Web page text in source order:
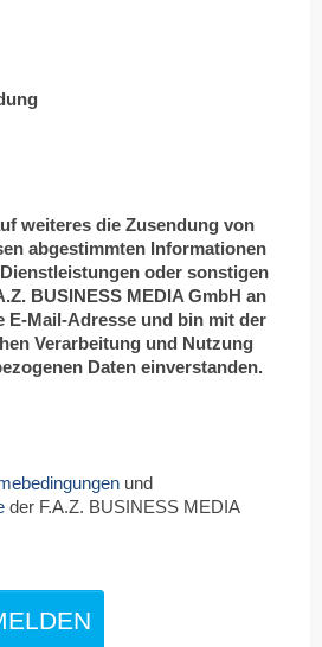
weiteres die Zusendung von
abgestimmten Informationen
oder sonstigen
BUSINESS MEDIA GmbH an
E-Mail-Adresse und bin mit der
Verarbeitung und Nutzung
Daten einverstanden.
und
der F.A.Z. BUSINESS MEDIA